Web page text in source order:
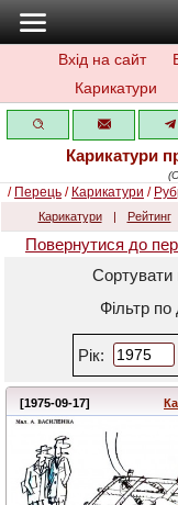
Вхід на сайт
Карикатури
Карикатури
/ Перець / Карикатури /
Карикатури | Рейтинг
Повернутися до
Сортувати
Фільтр
Рік:
[1975-09-17]